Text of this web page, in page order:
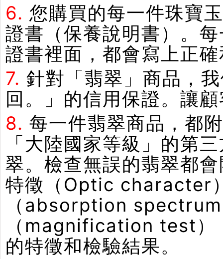
6. 您購買的每一件珠寶
證書（保養說明書）。
證書裡面，都會寫上正
7. 針對「翡翠」商品，
回。」的信用保證。讓
8. 每一件翡翠商品，都
「大陸國家等級」的第
翠。檢查無誤的翡翠都
特徵（Optic character
（absorption
（magnification test）
的特徵和檢驗結果。